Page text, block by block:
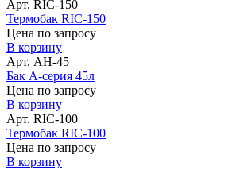
Арт. RIC-150
Термобак RIC-150
Цена по запросу
В корзину
Арт. АН-45
Бак А-серия 45л
Цена по запросу
В корзину
Арт. RIC-100
Термобак RIC-100
Цена по запросу
В корзину